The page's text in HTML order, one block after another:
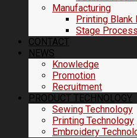
Manufacturing
Printing Blank
Stage
CONTACT
NEWS
Knowledge
Promotion
Recruitment
PRODUCT TECHNOLOGY
Sewing Technology
Printing Technology
Embroidery